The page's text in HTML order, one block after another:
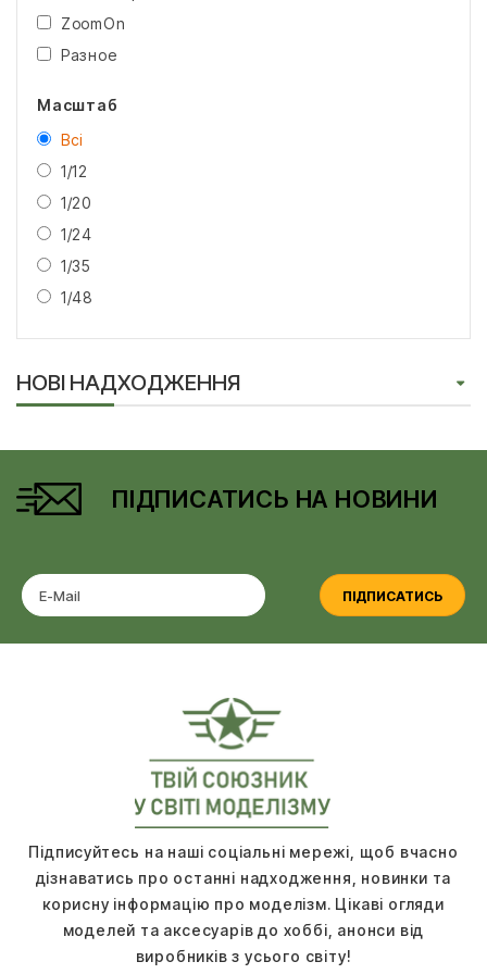
ZoomOn
Разное
Масштаб
Всі
1/12
1/20
1/24
1/35
1/48
НОВІ НАДХОДЖЕННЯ
ПІДПИСАТИСЬ НА НОВИНИ
ПІДПИСАТИСЬ
Підписуйтесь на наші соціальні мережі, щоб вчасно
дізнаватись про останні надходження, новинки та
корисну інформацію про моделізм. Цікаві огляди
моделей та аксесуарів до хоббі, анонси від
виробників з усього світу!